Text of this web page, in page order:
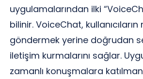
uygulamalarından ilki
bilinir. VoiceChat,
göndermek yerine doğrudan
iletişim kurmalarını sağlar.
zamanlı konuşmalara